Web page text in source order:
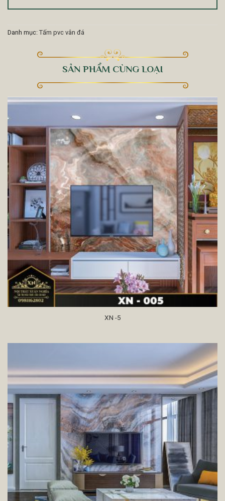
Danh mục: Tấm pvc vân đá
SẢN PHẨM CÙNG LOẠI
XN -5